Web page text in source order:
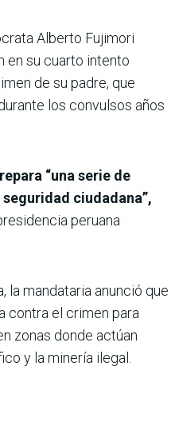
Alberto Fujimori
en su cuarto intento
de su padre, que
los convulsos años
“una serie de
ciudadana”,
peruana
la mandataria anunció que
contra el crimen para
zonas donde actúan
y la minería ilegal.